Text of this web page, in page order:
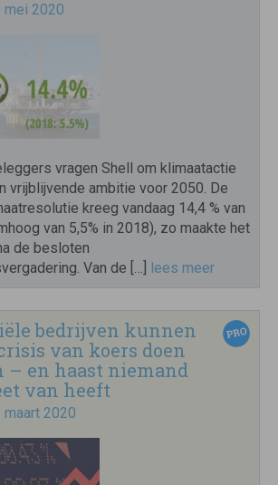
mei 2020
vragen Shell om klimaatactie
vrijblijvende ambitie voor 2050. De
kreeg vandaag 14,4 % van
van 5,5% in 2018), zo maakte het
de besloten
Van de […] lees meer
bedrijven kunnen
van koers doen
– en haast niemand
van heeft
maart 2020